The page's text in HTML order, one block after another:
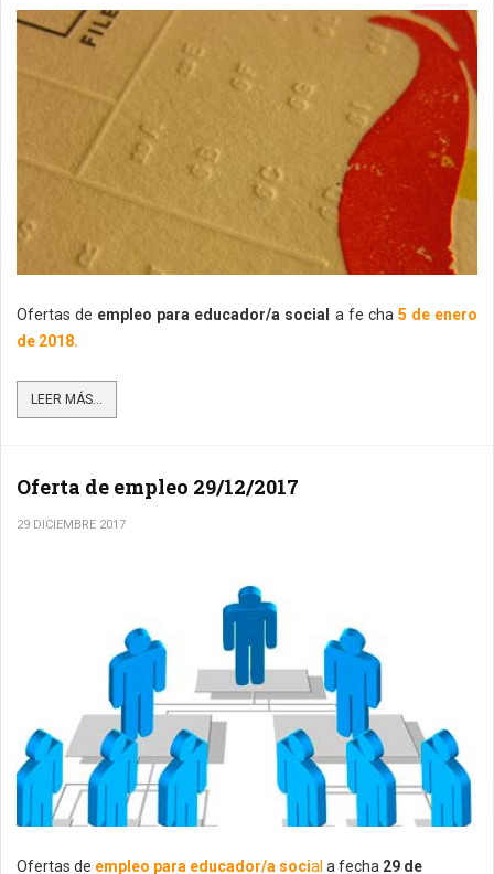
Ofertas de empleo para educador/a social a fe cha 5 de enero
de 2018.
LEER MÁS...
Oferta de empleo 29/12/2017
29 DICIEMBRE 2017
Ofertas de empleo para educador/a social a fecha 29 de